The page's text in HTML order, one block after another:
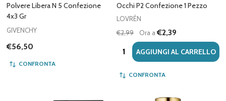
Polvere Libera N 5 Confezione
4x3 Gr
GIVENCHY
€56,50
CONFRONTA
Occhi P2 Confezione 1 Pezzo
LOVRÉN
€2,99
Ora a€2,39
Quantità:AGGIUNGI AL CARRELLO
CONFRONTA